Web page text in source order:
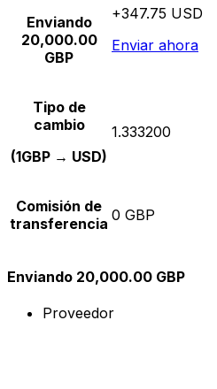
Enviando
20,000.00
GBP
+347.75 USD
Enviar ahora
Tipo de
cambio
(1GBP → USD)
1.333200
Comisión de
transferencia 0 GBP
Enviando 20,000.00 GBP
Proveedor